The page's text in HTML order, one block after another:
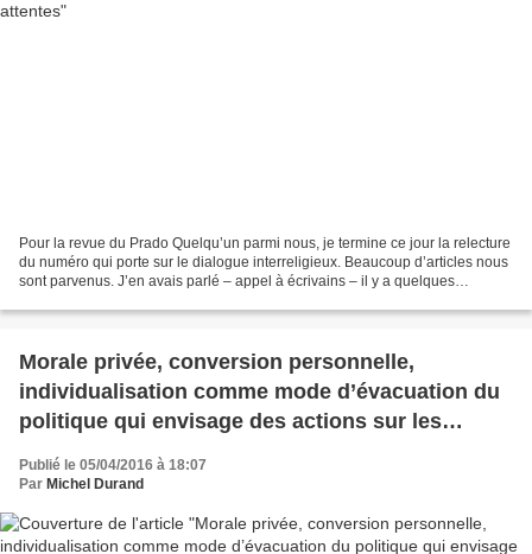
Pour la revue du Prado Quelqu’un parmi nous, je termine ce jour la relecture
du numéro qui porte sur le dialogue interreligieux. Beaucoup d’articles nous
sont parvenus. J’en avais parlé – appel à écrivains – il y a quelques
Morale privée, conversion personnelle,
individualisation comme mode d’évacuation du
politique qui envisage des actions sur les
structures
Publié le 05/04/2016 à 18:07
Par Michel Durand